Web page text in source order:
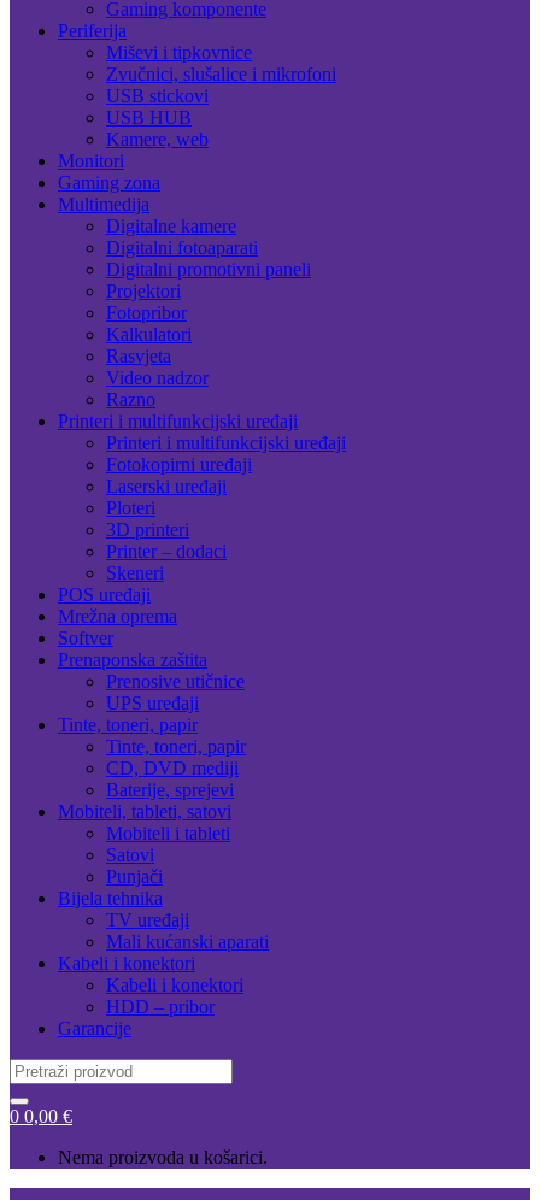
Gaming komponente
Periferija
Miševi i tipkovnice
Zvučnici, slušalice i mikrofoni
USB stickovi
USB HUB
Kamere, web
Monitori
Gaming zona
Multimedija
Digitalne kamere
Digitalni fotoaparati
Digitalni promotivni paneli
Projektori
Fotopribor
Kalkulatori
Rasvjeta
Video nadzor
Razno
Printeri i multifunkcijski uređaji
Printeri i multifunkcijski uređaji
Fotokopirni uređaji
Laserski uređaji
Ploteri
3D printeri
Printer – dodaci
Skeneri
POS uređaji
Mrežna oprema
Softver
Prenaponska zaštita
Prenosive utičnice
UPS uređaji
Tinte, toneri, papir
Tinte, toneri, papir
CD, DVD mediji
Baterije, sprejevi
Mobiteli, tableti, satovi
Mobiteli i tableti
Satovi
Punjači
Bijela tehnika
TV uređaji
Mali kućanski aparati
Kabeli i konektori
Kabeli i konektori
HDD – pribor
Garancije
Search
for:
0 0,00 €
Nema proizvoda u košarici.